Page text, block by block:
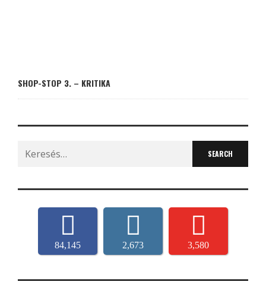
SHOP-STOP 3. – KRITIKA
Search
for:
84,145 2,673 3,580